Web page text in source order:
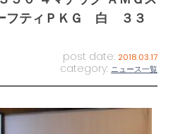
フティＰＫＧ 白 ３３
post date: 2018.03.17
category: ニュース一覧